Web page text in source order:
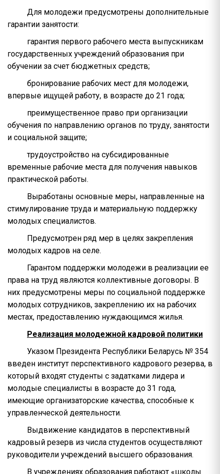
Для молодежи предусмотрены дополнительные
гарантии занятости:
гарантия первого рабочего места выпускникам
государственных учреждений образования при
обучении за счет бюджетных средств;
бронирование рабочих мест для молодежи,
впервые ищущей работу, в возрасте до 21 года;
преимущественное право при организации
обучения по направлению органов по труду, занятости
и социальной защите;
трудоустройство на субсидированные
временные рабочие места для получения навыков
практической работы.
Выработаны основные меры, направленные на
стимулирование труда и материальную поддержку
молодых специалистов.
Предусмотрен ряд мер в целях закрепления
молодых кадров на селе.
Гарантом поддержки молодежи в реализации ее
права на труд являются коллективные договоры. В
них предусмотрены меры по социальной поддержке
молодых сотрудников, закреплению их на рабочих
местах, предоставлению нуждающимся жилья.
Реализация молодежной кадровой политики
Указом Президента Республики Беларусь № 354
введен институт перспективного кадрового резерва, в
который входят студенты с задатками лидера и
молодые специалисты в возрасте до 31 года,
имеющие организаторские качества, способные к
управленческой деятельности.
Выдвижение кандидатов в перспективный
кадровый резерв из числа студентов осуществляют
руководители учреждений высшего образования.
В учреждениях образования работают «школы